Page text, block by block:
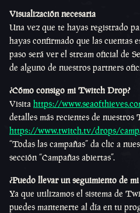
Visualización necesaria
Una vez que te hayas registrado
hayas confirmado que las cuentas
paso será ver el stream oficial de
de alguno de nuestros partners
¿Cómo consigo mi Twitch Drop?
Visita https://
detalles más recientes de
https://www.twitch.tv/drops/
“Todas las campañas” da clic a
sección “Campañas abiertas”.
¿Puedo llevar un seguimiento de
Ya que utilizamos el sistema de
puedes mantenerte al día en tu